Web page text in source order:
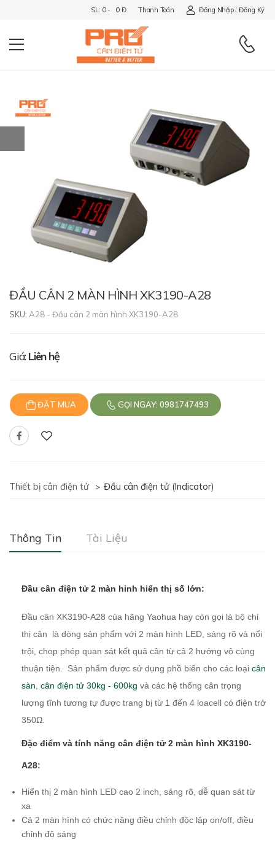
SL: 0 - 0 Đ Thanh Toán Đăng Nhập / Đăng Ký
ĐẦU CÂN 2 MÀN HÌNH XK3190-A28
SKU: A28 - Đầu cân 2 màn hình XK3190-A28
Giá:Liên hệ
ĐẶT MUA GỌI NGAY: 0981747493
Thiết bị cân điện tử > Đầu cân điện tử (Indicator)
Thông Tin Tài Liệu
Đầu cân điện tử 2 màn hỉnh hiển thị số lớn:
Đầu cân XK3190-A28 của hãng Yaohua hay còn gọi là bộ chỉ
thị cân là dòng sản phẩm với 2 màn hình LED, sáng rõ và nổi
trội, chop phép quan sát kết quả cân từ cả 2 hướng vô cùng
thuận tiện. Sản phẩm được sử dụng phồ biến cho các loại cân
sàn, cân điện tử 30kg - 600kg và các hệ thống cân trọng
lượng tĩnh tương tự được trang bị từ 1 đến 4 loacell có điện trở
350Ω.
Đặc điểm và tính năng cân điện tử 2 màn hình XK3190-
A28:
Hiển thị 2 màn hình LED cao 2 inch, sáng rõ, dễ quan sát từ
xa
Cả 2 màn hình có chức năng điều chỉnh độc lập on/off, điều
chỉnh độ sáng